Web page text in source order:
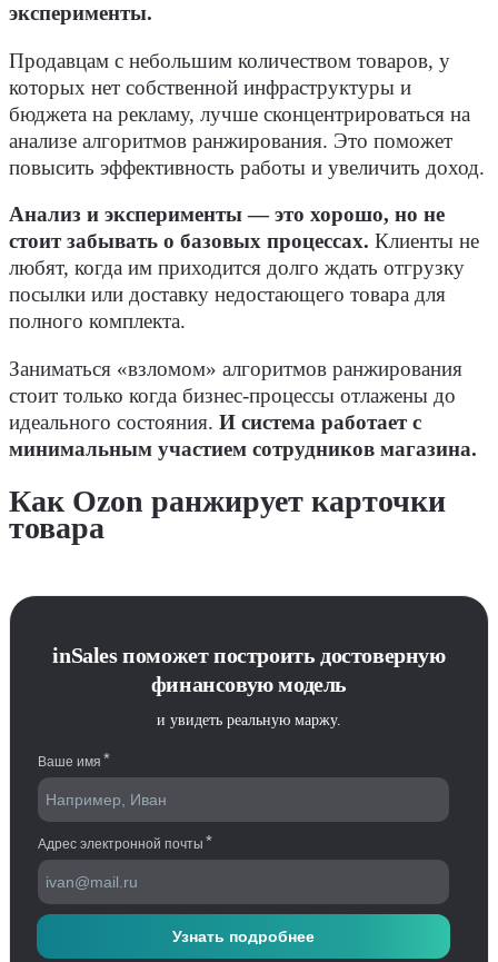
эксперименты.
Продавцам с небольшим количеством товаров, у
которых нет собственной инфраструктуры и
бюджета на рекламу, лучше сконцентрироваться на
анализе алгоритмов ранжирования. Это поможет
повысить эффективность работы и увеличить доход.
Анализ и эксперименты — это хорошо, но не
стоит забывать о базовых процессах. Клиенты не
любят, когда им приходится долго ждать отгрузку
посылки или доставку недостающего товара для
полного комплекта.
Заниматься «взломом» алгоритмов ранжирования
стоит только когда бизнес-процессы отлажены до
идеального состояния. И система работает с
минимальным участием сотрудников магазина.
Как Ozon ранжирует карточки
товара
inSales поможет построить достоверную
финансовую модель
и увидеть реальную маржу.